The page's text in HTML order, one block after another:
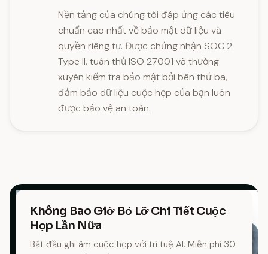
Nền tảng của chúng tôi đáp ứng các tiêu
chuẩn cao nhất về bảo mật dữ liệu và
quyền riêng tư. Được chứng nhận SOC 2
Type II, tuân thủ ISO 27001 và thường
xuyên kiểm tra bảo mật bởi bên thứ ba,
đảm bảo dữ liệu cuộc họp của bạn luôn
được bảo vệ an toàn.
Không Bao Giờ Bỏ Lỡ Chi Tiết Cuộc
Họp Lần Nữa
Bắt đầu ghi âm cuộc họp với trí tuệ AI. Miễn phí 30